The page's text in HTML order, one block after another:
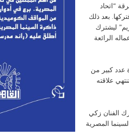
“اتحاد
بعد ذلك
ليشترك
الرائعة
عدد كبير من
علاقته
الفنان زكي
السينما المصرية